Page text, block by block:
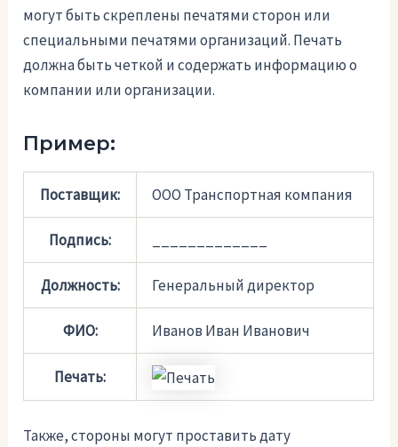
могут быть скреплены печатями сторон или
специальными печатями организаций. Печать
должна быть четкой и содержать информацию о
компании или организации.
Пример:
Поставщик: ООО Транспортная компания
Подпись:
Должность: Генеральный директор
ФИО: Иванов Иван Иванович
Печать:
Также, стороны могут проставить дату